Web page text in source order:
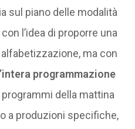
sul piano delle modalità
l’idea di proporre una
ma con
programmazione
programmi della mattina
a produzioni specifiche,